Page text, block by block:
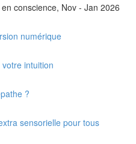
conscience, Nov - Jan 2026
numérique
intuition
?
sensorielle pour tous